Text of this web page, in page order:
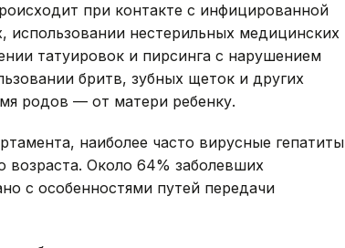
при контакте с инфицированной
нестерильных медицинских
татуировок и пирсинга с нарушением
бритв, зубных щеток и других
родов — от матери ребенку.
наиболее часто вирусные гепатиты
возраста. Около 64% заболевших
с особенностями путей передачи